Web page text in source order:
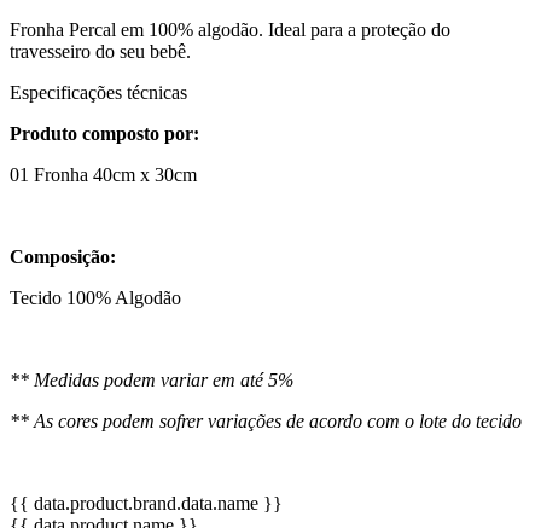
Fronha Percal em 100% algodão. Ideal para a proteção do
travesseiro do seu bebê.
Especificações técnicas
Produto composto por:
01 Fronha 40cm x 30cm
Composição:
Tecido 100% Algodão
** Medidas podem variar em até 5%
** As cores podem sofrer variações de acordo com o lote do tecido
{{ data.product.brand.data.name }}